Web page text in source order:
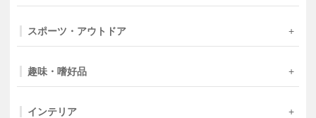
スポーツ・アウトドア
趣味・嗜好品
インテリア